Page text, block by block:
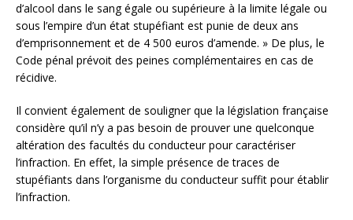
d’alcool dans le sang égale ou supérieure à la limite légale ou
sous l’empire d’un état stupéfiant est punie de deux ans
d’emprisonnement et de 4 500 euros d’amende. » De plus, le
Code pénal prévoit des peines complémentaires en cas de
récidive.
Il convient également de souligner que la législation française
considère qu’il n’y a pas besoin de prouver une quelconque
altération des facultés du conducteur pour caractériser
l’infraction. En effet, la simple présence de traces de
stupéfiants dans l’organisme du conducteur suffit pour établir
l’infraction.